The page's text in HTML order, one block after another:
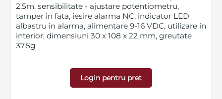
2.5m, sensibilitate - ajustare potentiometru,
tamper in fata, iesire alarma NC, indicator LED
albastru in alarma, alimentare 9-16 VDC, utilizare in
interior, dimensiuni 30 x 108 x 22 mm, greutate
37.5g
Login pentru pret